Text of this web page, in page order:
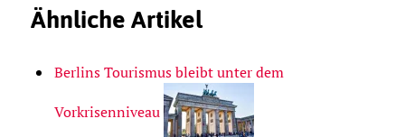
Ähnliche Artikel
Berlins Tourismus bleibt unter dem
Vorkrisenniveau